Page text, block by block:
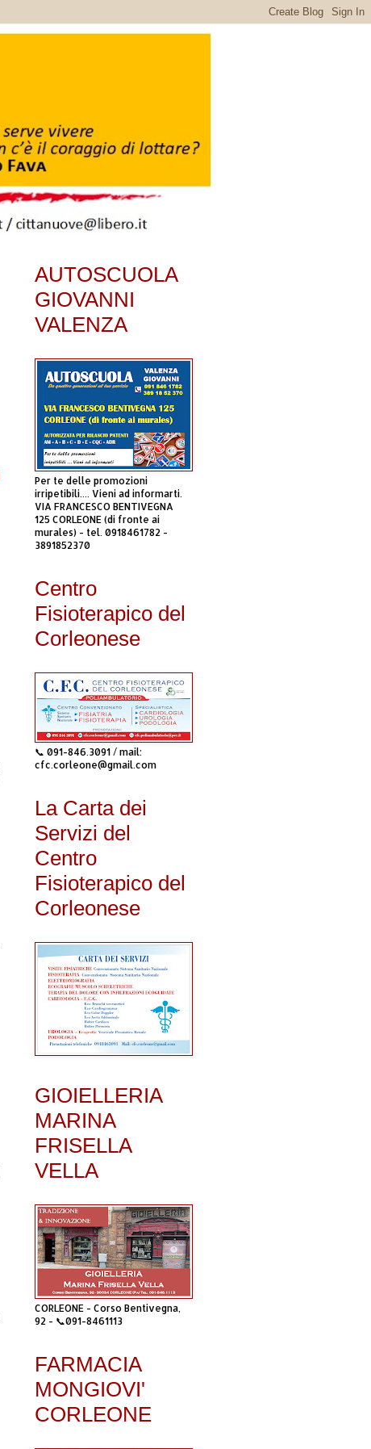
AUTOSCUOLA
GIOVANNI
VALENZA
Per te delle promozioni
irripetibili.... Vieni ad informarti.
VIA FRANCESCO BENTIVEGNA
125 CORLEONE (di fronte ai
murales) - tel. 0918461782 -
3891852370
Centro
Fisioterapico del
Corleonese
📞 091-846.3091 / mail:
cfc.corleone@gmail.com
La Carta dei
Servizi del
Centro
Fisioterapico del
Corleonese
GIOIELLERIA
MARINA
FRISELLA
VELLA
CORLEONE - Corso Bentivegna,
92 - 📞091-8461113
FARMACIA
MONGIOVI'
CORLEONE